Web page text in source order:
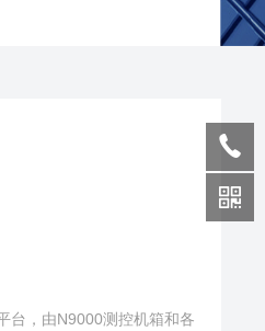
台，由N9000测控机箱和各